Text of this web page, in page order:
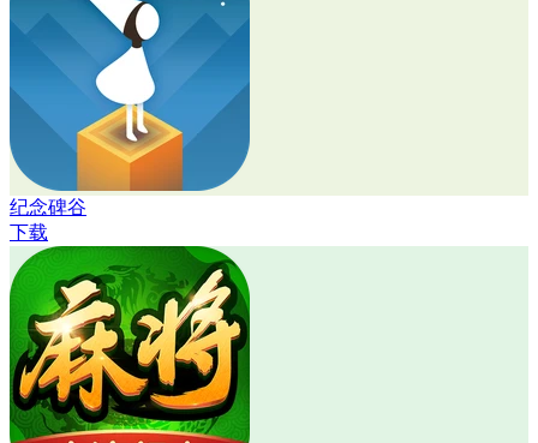
纪念碑谷
下载